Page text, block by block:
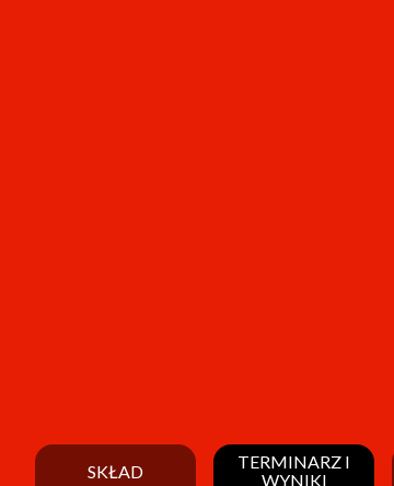
SKŁAD
TERMINARZ I
WYNIKI